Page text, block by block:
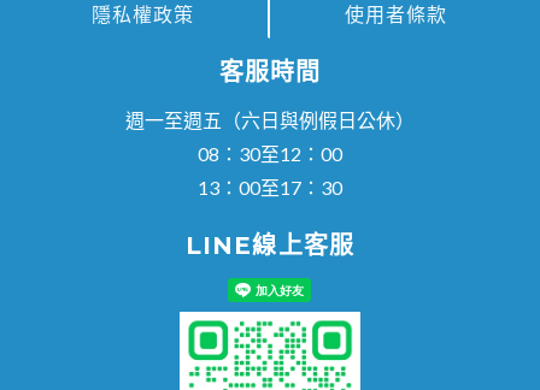
隱私權政策 使用者條款
客服時間
週一至週五（六日與例假日公休）
08：30至12：00
13：00至17：30
LINE線上客服